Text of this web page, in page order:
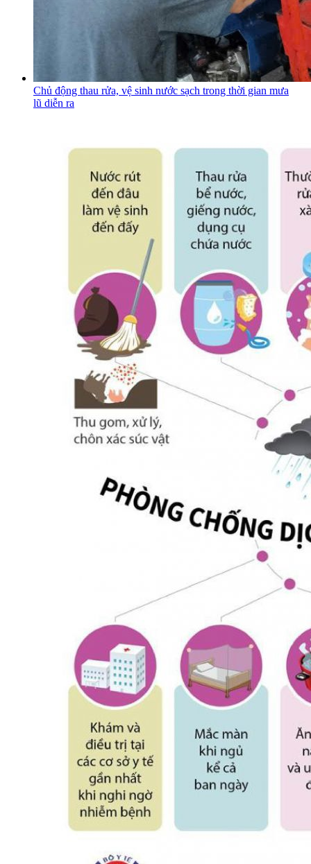
Chủ động thau rửa, vệ sinh nước sạch trong thời gian mưa
lũ diễn ra